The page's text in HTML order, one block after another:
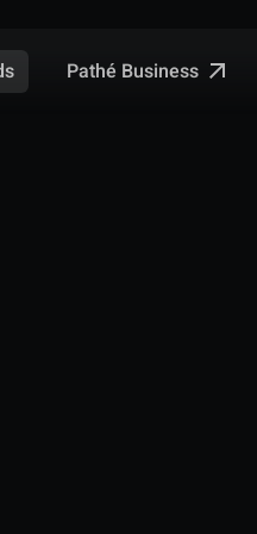
Pathé Business